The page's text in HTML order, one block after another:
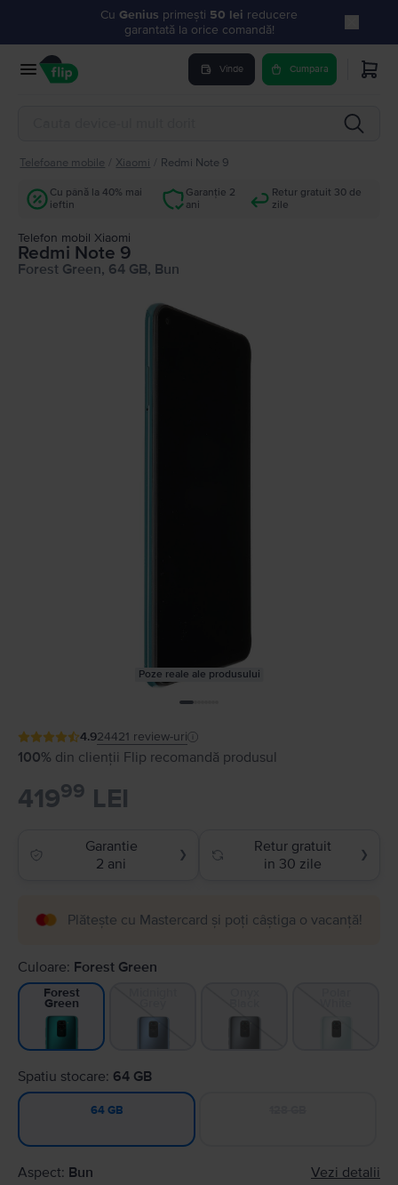
Cu Genius primești 50 lei reducere
garantată la orice comandă!
Vinde Cumpara
Telefoane mobile Xiaomi Redmi Note 9
Cu până la 40% mai
ieftin
Garanție 2
ani
Retur gratuit 30 de
zile
Telefon mobil Xiaomi
Redmi Note 9
Forest Green, 64 GB, Bun
Poze reale ale produsului
4.924421 review-uri
100% din clienții Flip recomandă produsul
41999 LEI
Garantie
2 ani
❯
Retur gratuit
in 30 zile
❯
Plătește cu Mastercard și poți câștiga o vacanță!
Culoare: Forest Green
Forest
Green
Spatiu stocare: 64 GB
64 GB
Aspect: Bun Vezi detalii